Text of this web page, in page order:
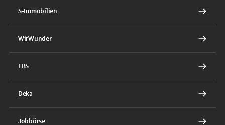
S-Immobilien
WirWunder
LBS
Deka
Jobbörse